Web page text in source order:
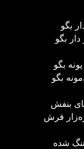
بگو
بگو
بگو
بگو
بنفش
فرش
تنگ شده